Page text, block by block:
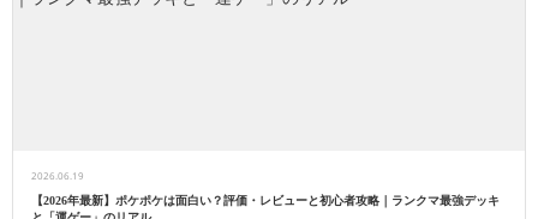
2026.06.19
【2026年最新】ポケポケは面白い？評価・レビューと初心者攻略｜ランクマ最強デッキ